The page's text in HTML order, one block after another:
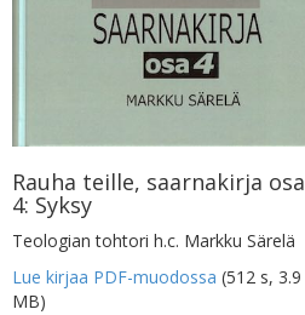
Rauha teille, saarnakirja osa
4: Syksy
Teologian tohtori h.c. Markku Särelä
Lue kirjaa PDF-muodossa (512 s, 3.9
MB)